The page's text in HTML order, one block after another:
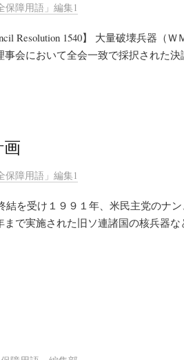
保障用語」編集1
Resolution 1540】 大量破壊兵器（
事会において全会一致で採択された決
保障用語」編集1
終結を受け１９９１年、米民主党のナ
で実施された旧ソ連諸国の核兵器